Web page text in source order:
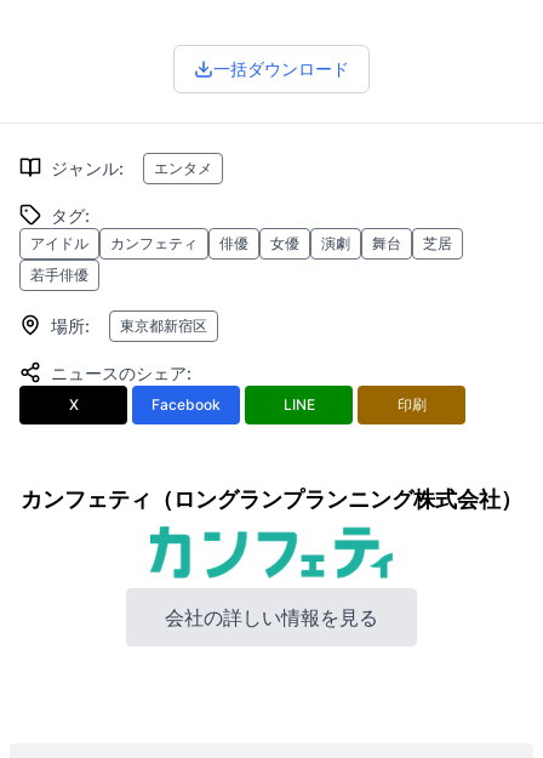
一括ダウンロード
ジャンル: エンタメ
タグ:
アイドル カンフェティ 俳優 女優 演劇 舞台
芝居
若手俳優
場所: 東京都新宿区
ニュースのシェア:
X Facebook LINE 印刷
カンフェティ（ロングランプランニング株式会社）
会社の詳しい情報を見る